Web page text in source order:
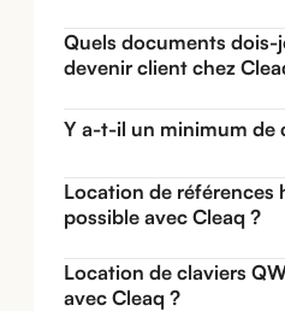
Quels documents dois-
devenir client chez
Y a-t-il un minimum de
Location de références
possible avec Cleaq ?
Location de claviers
avec Cleaq ?